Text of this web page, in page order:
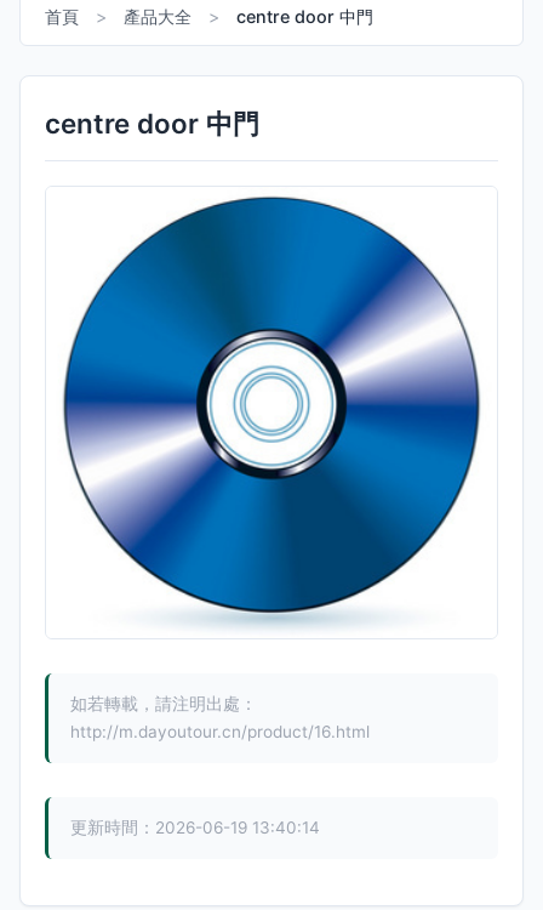
首頁 > 產品大全 > centre door 中門
centre door 中門
如若轉載，請注明出處：
http://m.dayoutour.cn/product/16.html
更新時間：2026-06-19 13:40:14